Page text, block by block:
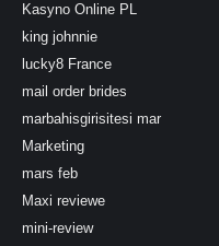
Kasyno Online PL
king johnnie
lucky8 France
mail order brides
marbahisgirisitesi mar
Marketing
mars feb
Maxi reviewe
mini-review